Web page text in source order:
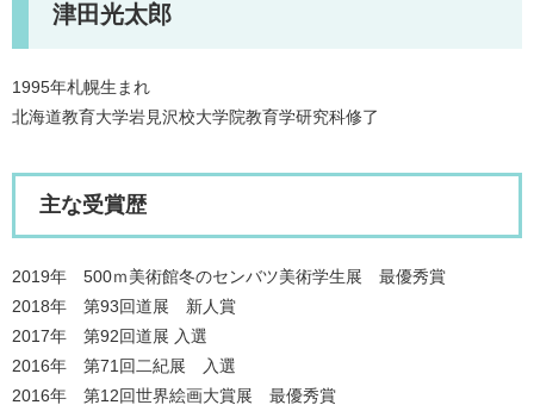
津田光太郎
1995年札幌生まれ
北海道教育大学岩見沢校大学院教育学研究科修了
主な受賞歴
2019年 500ｍ美術館冬のセンバツ美術学生展 最優秀賞
2018年 第93回道展 新人賞
2017年 第92回道展 入選
2016年 第71回二紀展 入選
2016年 第12回世界絵画大賞展 最優秀賞